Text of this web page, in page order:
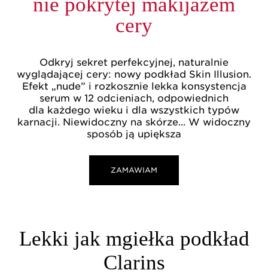
cery
Odkryj sekret perfekcyjnej, naturalnie
wyglądającej cery: nowy podkład Skin Illusion.
Efekt „nude” i rozkosznie lekka konsystencja
serum w 12 odcieniach, odpowiednich
dla każdego wieku i dla wszystkich typów
karnacji. Niewidoczny na skórze... W widoczny
sposób ją upiększa
ZAMAWIAM
Lekki jak mgiełka podkład
Clarins